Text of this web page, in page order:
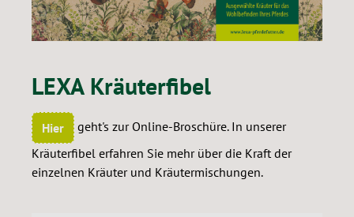
LEXA Kräuterfibel
Hier
geht's zur Online-Broschüre. In unserer
Kräuterfibel erfahren Sie mehr über die Kraft der
einzelnen Kräuter und Kräutermischungen.